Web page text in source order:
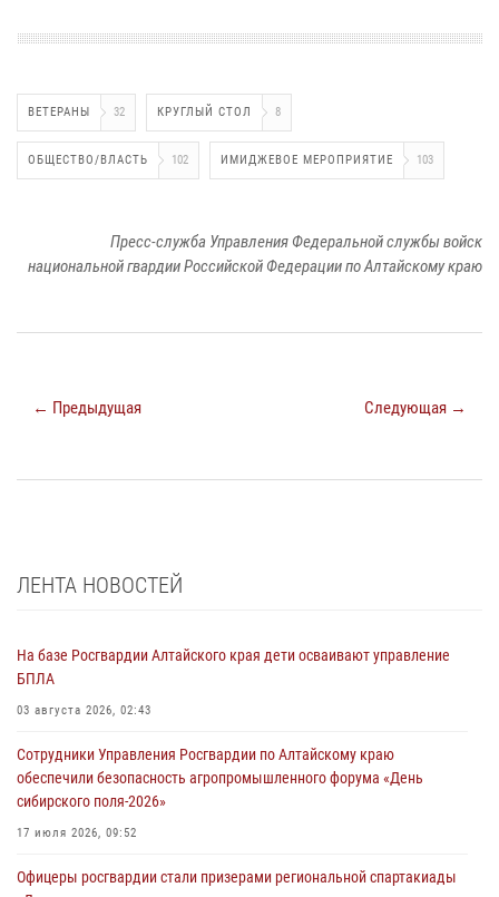
ВЕТЕРАНЫ 32 КРУГЛЫЙ СТОЛ 8
ОБЩЕСТВО/ВЛАСТЬ 102 ИМИДЖЕВОЕ МЕРОПРИЯТИЕ 103
Пресс-служба Управления Федеральной службы войск
национальной гвардии Российской Федерации по Алтайскому краю
← Предыдущая Следующая →
ЛЕНТА НОВОСТЕЙ
На базе Росгвардии Алтайского края дети осваивают управление
БПЛА
03 августа 2026, 02:43
Сотрудники Управления Росгвардии по Алтайскому краю
обеспечили безопасность агропромышленного форума «День
сибирского поля-2026»
17 июля 2026, 09:52
Офицеры росгвардии стали призерами региональной спартакиады